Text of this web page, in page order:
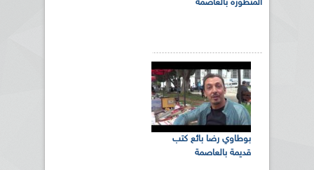
المتطورة بالعاصمة
بوطاوي رضا بائع كتب
قديمة بالعاصمة